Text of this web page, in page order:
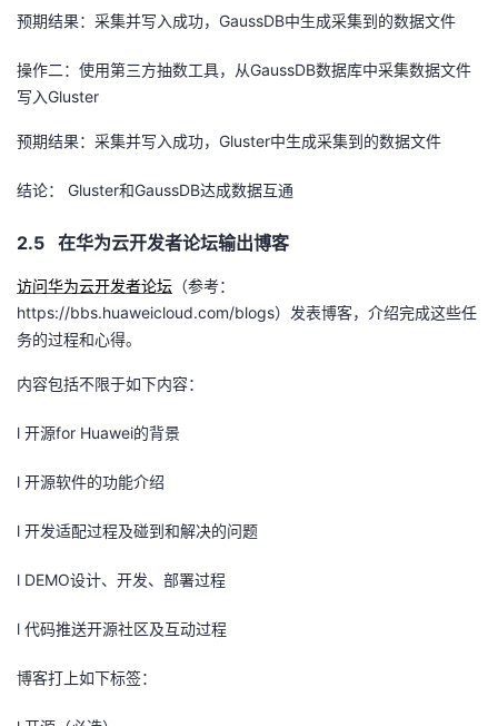
预期结果：采集并写入成功， GaussDB中生成采集到的数据文件
操作二：使用第三方抽数工具，从GaussDB数据库中采集数据文件
写入Gluster
预期结果：采集并写入成功， Gluster中生成采集到的数据文件
结论： Gluster和GaussDB达成数据互通
2.5 在华为云开发者论坛输出博客
访问华为云开发者论坛 （参考：
https://bbs.huaweicloud.com/blogs）发表博客，介绍完成这些任
务的过程和心得。
内容包括不限于如下内容：
l 开源for Huawei的背景
l 开源软件的功能介绍
l 开发适配过程及碰到和解决的问题
l DEMO设计、开发、部署过程
l 代码推送开源社区及互动过程
博客打上如下标签：